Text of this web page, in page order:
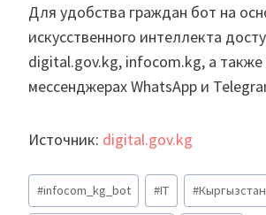
Для удобства граждан бот на
искусственного интеллекта
digital.gov.kg, infocom.kg, а также
мессенджерах WhatsApp и
Источник: digital.gov.kg
Метки
записи:
#infocom_kg_bot #IT #Кыргызстан